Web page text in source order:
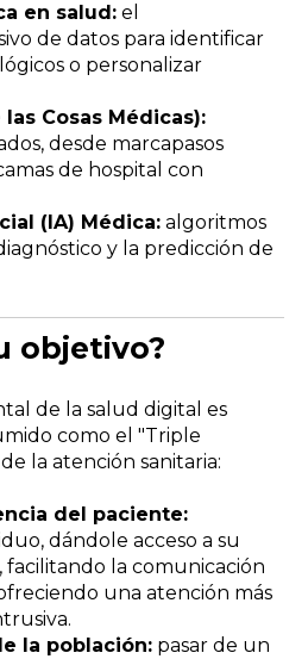
en salud:el
de datos para identificar
o personalizar
Cosas Médicas):
desde marcapasos
de hospital con
(IA) Médica:algoritmos
y la predicción de
objetivo?
de la salud digital es
como el "Triple
la atención sanitaria:
del paciente:
dándole acceso a su
facilitando la comunicación
una atención más
la población:pasar de un